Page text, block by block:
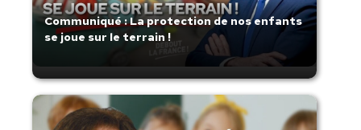
Communiqué : La protection de nos enfants
se joue sur le terrain !